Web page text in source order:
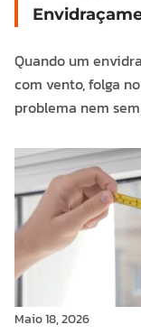
Quando um
com vento, folga
problema nem
Maio 18, 2026